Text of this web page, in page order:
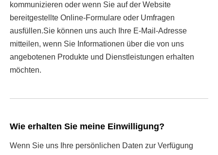
kommunizieren oder wenn Sie auf der Website
bereitgestellte Online-Formulare oder Umfragen
ausfüllen.Sie können uns auch Ihre E-Mail-Adresse
mitteilen, wenn Sie Informationen über die von uns
angebotenen Produkte und Dienstleistungen erhalten
möchten.
Wie erhalten Sie meine Einwilligung?
Wenn Sie uns Ihre persönlichen Daten zur Verfügung